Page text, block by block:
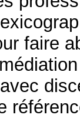
faire